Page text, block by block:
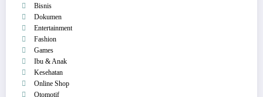
Bisnis
Dokumen
Entertainment
Fashion
Games
Ibu & Anak
Kesehatan
Online Shop
Otomotif